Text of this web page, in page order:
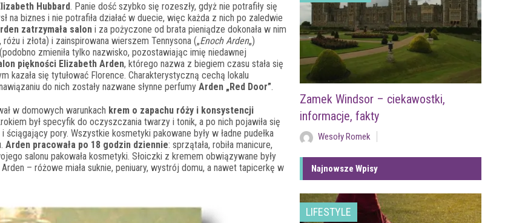
Hubbard. Panie dość szybko się rozeszły, gdyż nie potrafiły się
na biznes i nie potrafiła działać w duecie, więc każda z nich po zaledwie
zatrzymała salon i za pożyczone od brata pieniądze dokonała w nim
i złota) i zainspirowana wierszem Tennysona („Enoch Arden„)
(podobno zmieniła tylko nazwisko, pozostawiając imię niedawnej
piękności Elizabeth Arden, którego nazwa z biegiem czasu stała się
kazała się tytułować Florence. Charakterystyczną cechą lokalu
do nich zostały nazwane słynne perfumy Arden „Red Door”.
w domowych warunkach krem o zapachu róży i konsystencji
był specyfik do oczyszczania twarzy i tonik, a po nich pojawiła się
pory. Wszystkie kosmetyki pakowane były w ładne pudełka
Arden pracowała po 18 godzin dziennie: sprzątała, robiła manicure,
salonu pakowała kosmetyki. Słoiczki z kremem obwiązywane były
– różowe miała suknie, peniuary, wystrój domu, a nawet tapicerkę w
Zamek Windsor – ciekawostki,
informacje, fakty
Wesoły Romek
Najnowsze Wpisy
LIFESTYLE